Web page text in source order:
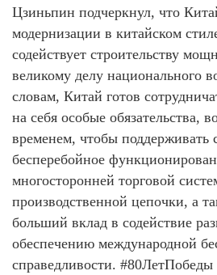
Цзиньпин подчеркнул, что
модернизации в китайском
содействует строительству
великому делу национального
словам, Китай готов
на себя особые обязательства,
временем, чтобы поддерживать
бесперебойное
многосторонней торговой
производственной цепочки, а
больший вклад в содействие
обеспечению международной
справедливости. #80ЛетПобеды